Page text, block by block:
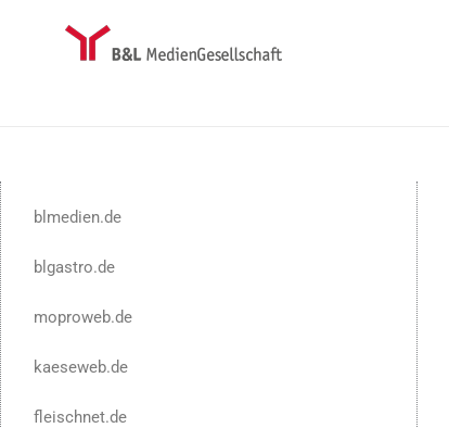
blmedien.de
blgastro.de
moproweb.de
kaeseweb.de
fleischnet.de